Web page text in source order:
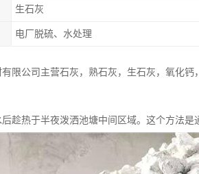
生石灰
电厂脱硫、水处理
限公司主营石灰，熟石灰，生石灰，氧化
趁热于半夜泼洒池塘中间区域。这个方法